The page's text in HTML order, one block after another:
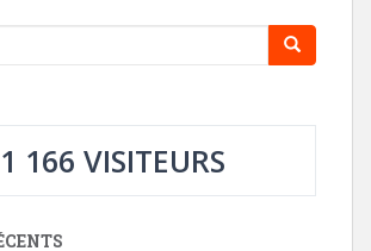
166 VISITEURS